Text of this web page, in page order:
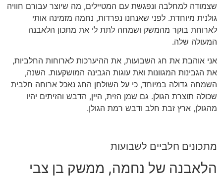
שצמודה למחלבה ונפגשת עם המטיילים, מה שיוצר עבורם חוויה
גולנית מיוחדת. לפני שאנחנו נפרדות, נחמה מזמינה אותי
לארוחת בוקר מהמשק ושמחה לתת לי את מתכון הלאבנה
המעולה שלה.
אני אוהבת את חג השבועות, את ההיערכות לארוחות החלביות,
את הגבינות המגוונות ואת עוגות הגבינה המושקעות. השנה,
השמחה גדולה במיוחד, כי על השולחן החג נאכל ארוחה חלבית
שכולה תוצרת הגולן. גם שמן הזית, היין, הדבש והזיתים יהיו
מהגולן, ארץ זבת חלב ודבש רמת הגולן.
מתכונים חלביים לשבועות
הלאבנה של נחמה, ממשק בן צבי